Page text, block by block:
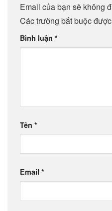
Email của bạn sẽ không
Các trường bắt buộc
Bình luận *
Tên *
Email *